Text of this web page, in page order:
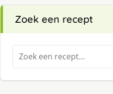
Zoek een recept
Zoeken
naar: